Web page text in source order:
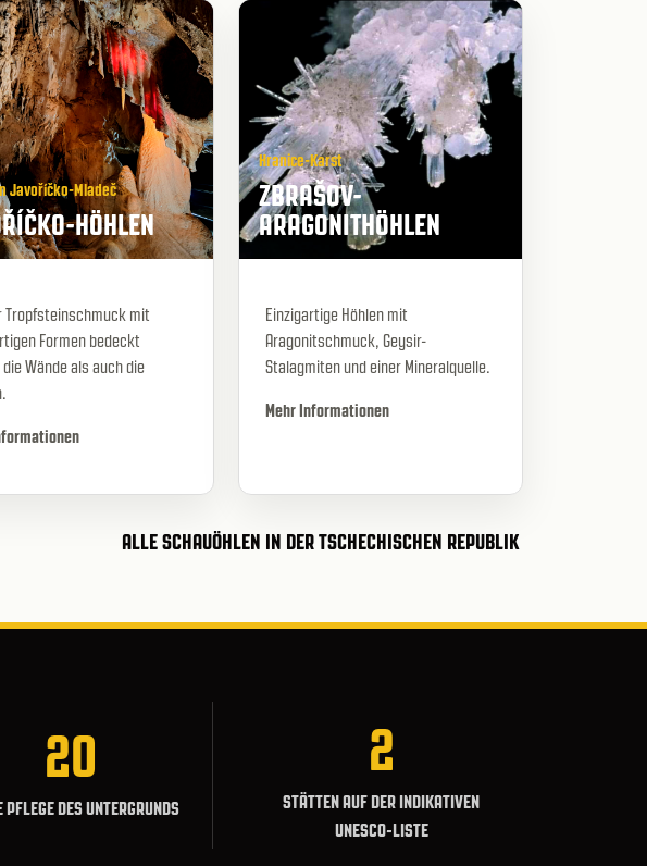
Javoříčko-Mladeč
HÖHLEN
Tropfsteinschmuck mit
Formen bedeckt
Wände als auch die
Hranice-Karst
ZBRAŠOV-
ARAGONITHÖHLEN
Einzigartige Höhlen mit
Aragonitschmuck, Geysir-
Stalagmiten und einer Mineralquelle.
Mehr Informationen
ALLE SCHAUÖHLEN IN DER TSCHECHISCHEN REPUBLIK
20
PFLEGE DES UNTERGRUNDS
2
STÄTTEN AUF DER INDIKATIVEN
UNESCO-LISTE